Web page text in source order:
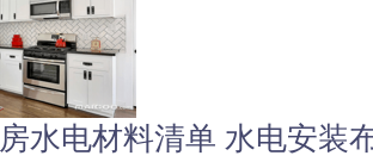
水电材料清单 水电安装